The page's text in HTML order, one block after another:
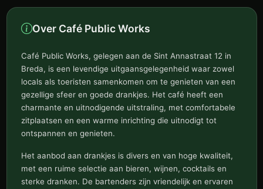
Over Café Public Works
Café Public Works, gelegen aan de Sint Annastraat 12 in
Breda, is een levendige uitgaansgelegenheid waar zowel
locals als toeristen samenkomen om te genieten van een
gezellige sfeer en goede drankjes. Het café heeft een
charmante en uitnodigende uitstraling, met comfortabele
zitplaatsen en een warme inrichting die uitnodigt tot
ontspannen en genieten.
Het aanbod aan drankjes is divers en van hoge kwaliteit,
met een ruime selectie aan bieren, wijnen, cocktails en
sterke dranken. De bartenders zijn vriendelijk en ervaren